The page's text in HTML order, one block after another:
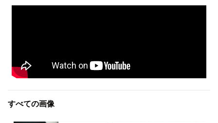
すべての画像